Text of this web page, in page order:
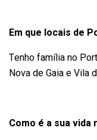
Em que locais de
Tenho família no
Nova de Gaia e Vila
Como é a sua vida